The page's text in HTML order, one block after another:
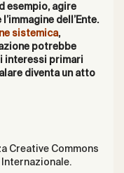
esempio, agire
dell’Ente.
sistemica,
potrebbe
interessi primari
diventa un atto
Creative Commons
.